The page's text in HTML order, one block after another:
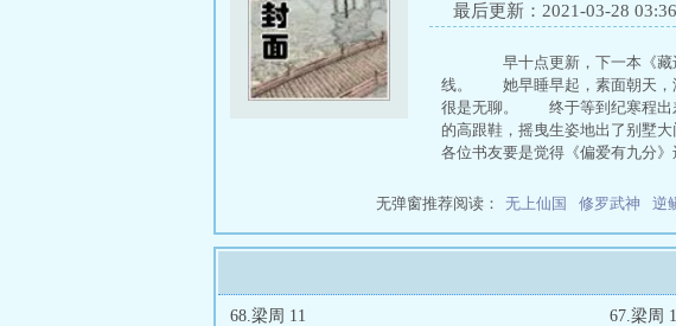
最后更新：2021-03-28
早十点更新，下一本《藏
线。 她早睡早起，素面朝天，
很是无聊。 终于等到纪寒程出
的高跟鞋，摇曳生姿地出了别
各位书友要是觉得《偏爱有九分
无弹窗推荐阅读： 无上仙国 修罗武神 逆
68.梁周 11 67.梁周